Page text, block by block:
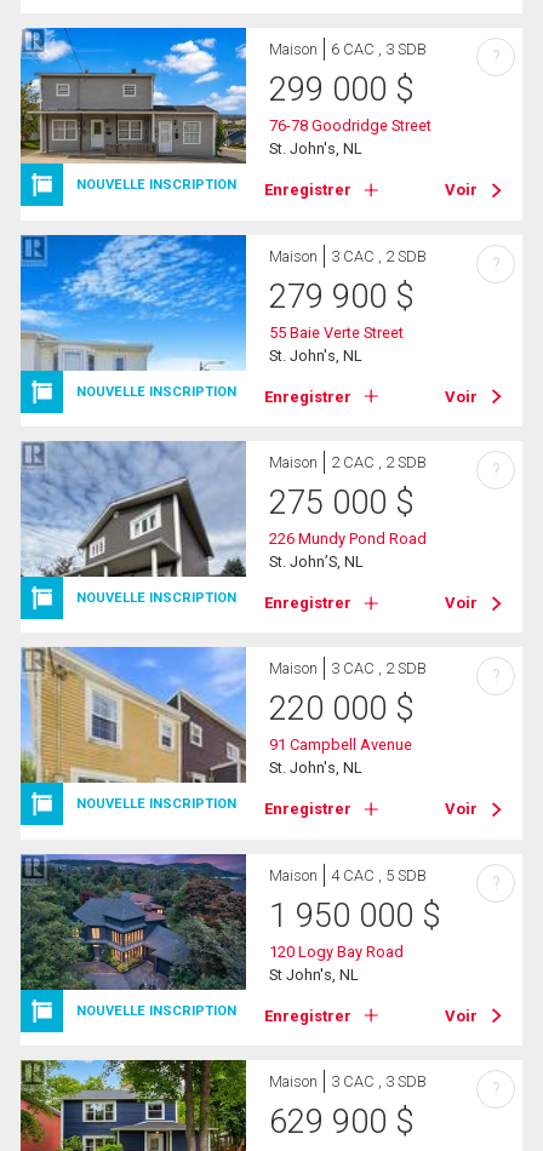
NOUVELLE INSCRIPTION
Maison 6 CAC , 3 SDB
299 000 $
76-78 Goodridge Street
St. John's, NL
Enregistrer Voir
?
NOUVELLE INSCRIPTION
Maison 3 CAC , 2 SDB
279 900 $
55 Baie Verte Street
St. John's, NL
Enregistrer Voir
?
NOUVELLE INSCRIPTION
Maison 2 CAC , 2 SDB
275 000 $
226 Mundy Pond Road
St. John’S, NL
Enregistrer Voir
?
NOUVELLE INSCRIPTION
Maison 3 CAC , 2 SDB
220 000 $
91 Campbell Avenue
St. John's, NL
Enregistrer Voir
?
NOUVELLE INSCRIPTION
Maison 4 CAC , 5 SDB
1 950 000 $
120 Logy Bay Road
St John's, NL
Enregistrer Voir
?
Maison 3 CAC , 3 SDB
629 900 $
?